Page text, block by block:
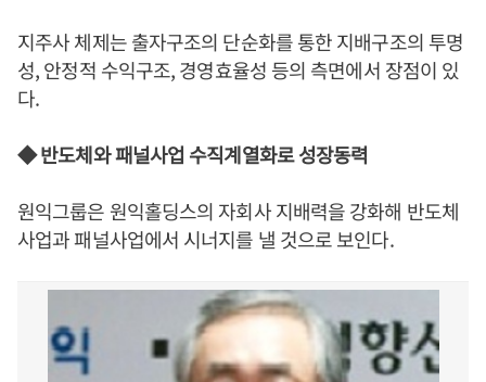
지주사 체제는 출자구조의 단순화를 통한 지배구조의 투명
성, 안정적 수익구조, 경영효율성 등의 측면에서 장점이 있
다.
◆ 반도체와 패널사업 수직계열화로 성장동력
원익그룹은 원익홀딩스의 자회사 지배력을 강화해 반도체
사업과 패널사업에서 시너지를 낼 것으로 보인다.